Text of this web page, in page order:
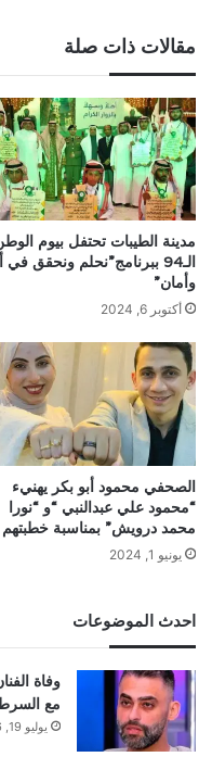
مقالات ذات صلة
مدينة الطيبات تحتفل بيوم
الـ94 ببرنامج”نحلم ونحقق
وأمان”
أكتوبر 6, 2024
الصحفي محمود أبو بكر يهنيء
“محمود علي عبدالنبي “و “نورا
محمد درويش” بمناسبة خطبتهم
يونيو 1, 2024
احدث الموضوعات
وفاة
مع
يوليو 19, 2026